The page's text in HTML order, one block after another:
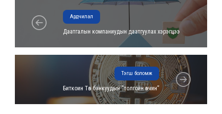
Ардчилал
Даатгалын компаниудын даатгуулах хэрэгцээ
Тэгш боломж
Биткоин Төв банкуудын “толгойн өвчин”